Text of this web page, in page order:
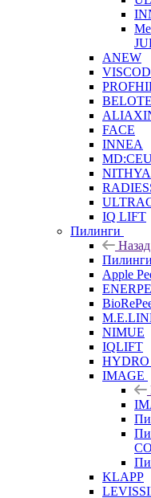
ANEW
FACE
INNEA
NITHYA
IQ LIFT
Пилинги
Назад
Пилинги
Apple
NIMUE
IQLIFT
HYDRO
IMAGE
KLAPP